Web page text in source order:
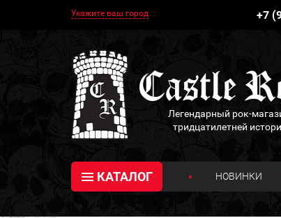
Укажите ваш город +7
Легендарный рок-
тридцатилетней
КАТАЛОГ НОВИНКИ